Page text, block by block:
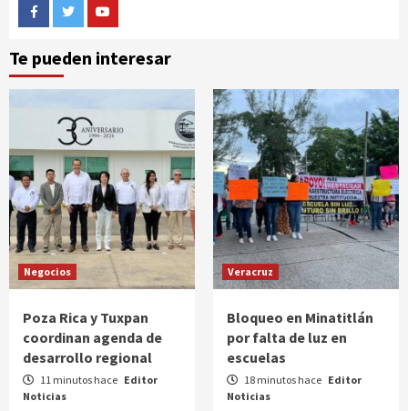
FacebookTwitterYoutube
Te pueden interesar
Negocios
Poza Rica y Tuxpan
coordinan agenda de
desarrollo regional
11 minutos hace Editor
Noticias
Veracruz
Bloqueo en Minatitlán
por falta de luz en
escuelas
18 minutos hace Editor
Noticias